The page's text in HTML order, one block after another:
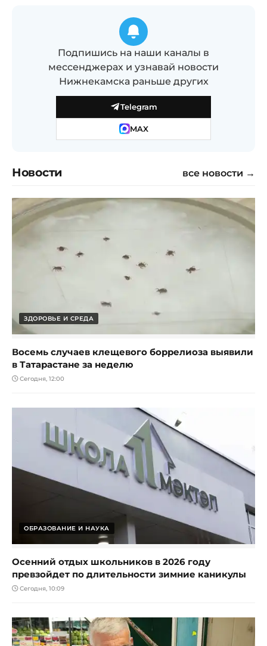
Подпишись на наши каналы в
мессенджерах и узнавай новости
Нижнекамска раньше других
Telegram
MAX
Новости все новости →
ЗДОРОВЬЕ И СРЕДА
Восемь случаев клещевого боррелиоза выявили
в Татарастане за неделю
Сегодня, 12:00
ОБРАЗОВАНИЕ И НАУКА
Осенний отдых школьников в 2026 году
превзойдет по длительности зимние каникулы
Сегодня, 10:09